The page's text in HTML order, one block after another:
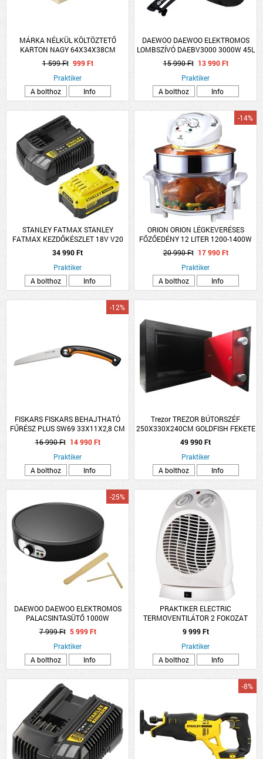
MÁRKA NÉLKÜL KÖLTÖZTETŐ
KARTON NAGY 64X34X38CM
TERHELHETŐSÉG MAXIMUM 20KG
1 599 Ft 999 Ft
Praktiker
A bolthoz
Info
DAEWOO DAEWOO ELEKTROMOS
LOMBSZÍVÓ DAEBV3000 3000W 45L
10:1 TÖMÖRÍTÉSI ARÁNY
15 990 Ft 13 990 Ft
Praktiker
A bolthoz
Info
STANLEY FATMAX STANLEY
FATMAX KEZDŐKÉSZLET 18V V20
AKKUMULÁTOR RENDSZERHEZ
34 990 Ft
Praktiker
A bolthoz
Info
ORION ORION LÉGKEVERÉSES
FŐZŐEDÉNY 12 LITER 1200-1400W
-14%
20 990 Ft 17 990 Ft
Praktiker
A bolthoz
Info
FISKARS FISKARS BEHAJTHATÓ
FŰRÉSZ PLUS SW69 33X11X2,8 CM
ACÉL
-12%
16 990 Ft 14 990 Ft
Praktiker
A bolthoz
Info
Trezor TREZOR BÚTORSZÉF
250X330X240CM GOLDFISH FEKETE
MABISZ &quot;A&quot;
49 990 Ft
Praktiker
A bolthoz
Info
DAEWOO DAEWOO ELEKTROMOS
PALACSINTASÜTŐ 1000W
-25%
7 999 Ft 5 999 Ft
Praktiker
A bolthoz
Info
PRAKTIKER ELECTRIC
TERMOVENTILÁTOR 2 FOKOZAT
1000/2000W OSZCILLÁCIÓS 230V
50HZ FEHÉR
9 999 Ft
Praktiker
A bolthoz
Info
-8%